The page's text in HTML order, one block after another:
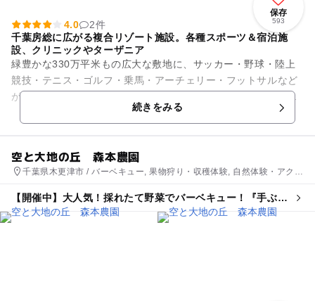
保存
593
4.0
2件
千葉房総に広がる複合リゾート施設。各種スポーツ＆宿泊施
設、クリニックやターザニア
緑豊かな330万平米もの広大な敷地に、サッカー・野球・陸上
競技・テニス・ゴルフ・乗馬・アーチェリー・フットサルなど
ができるスポーツ施設が点在。さらに健康を守るメディカルセ
ンターや、ホテル・研修施...続きをみる
空と大地の丘 森本農園
千葉県木更津市 / バーベキュー, 果物狩り・収穫体験, 自然体験・アクテ
【開催中】大人気！採れたて野菜でバーベキュー！『手ぶら
でＯ・Ｋ』